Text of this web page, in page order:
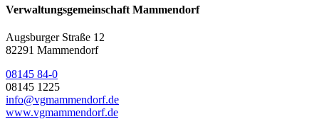
Verwaltungsgemeinschaft Mammendorf
Augsburger Straße 12
82291 Mammendorf
08145 84-0
08145 1225
info@vgmammendorf.de
www.vgmammendorf.de